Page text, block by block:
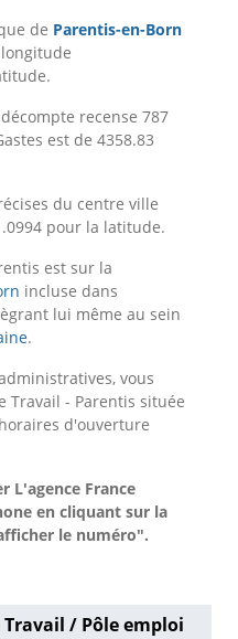
de Parentis-en-Born
recense 787
est de 4358.83
du centre ville
pour la latitude.
est sur la
incluse dans
lui même au sein
.
vous
Travail - Parentis située
d'ouverture
L'agence France
en cliquant sur la
le numéro".
Travail / Pôle emploi